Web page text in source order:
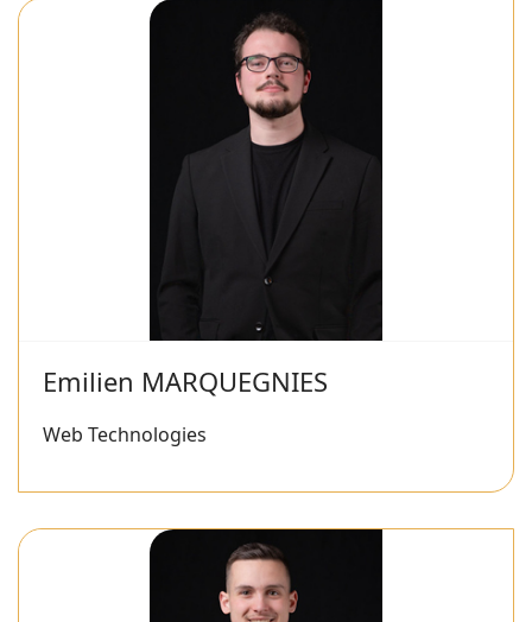
Emilien MARQUEGNIES
Web Technologies